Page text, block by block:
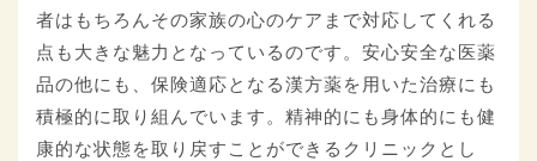
者はもちろんその家族の心のケアまで対応してくれる
点も大きな魅力となっているのです。安心安全な医薬
品の他にも、保険適応となる漢方薬を用いた治療にも
積極的に取り組んでいます。精神的にも身体的にも健
康的な状態を取り戻すことができるクリニックとし